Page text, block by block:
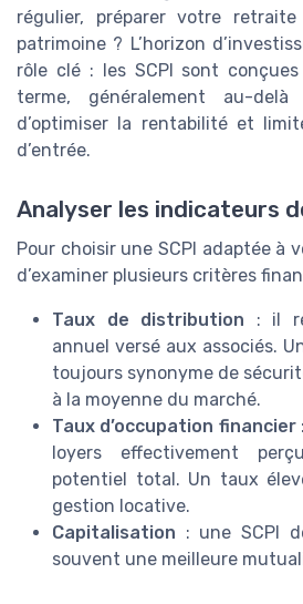
régulier, préparer votre
patrimoine ? L’horizon
rôle clé : les SCPI sont
terme, généralement au-
d’optimiser la rentabilité et
d’entrée.
Analyser les indicateurs
Pour choisir une SCPI adaptée à
d’examiner plusieurs critères
Taux de distribution : il
annuel versé aux associés.
toujours synonyme de
à la moyenne du marché.
Taux d’occupation financier
loyers effectivement
potentiel total. Un taux
gestion locative.
Capitalisation : une SCPI
souvent une meilleure